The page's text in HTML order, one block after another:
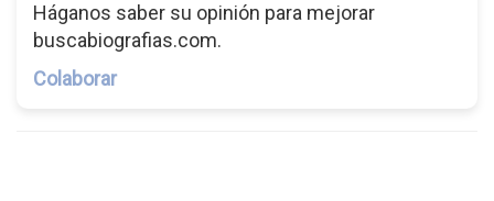
Háganos saber su opinión para mejorar
buscabiografias.com.
Colaborar